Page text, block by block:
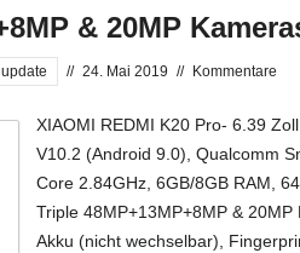
& 20MP
update // 24. Mai 2019 // Kommentare
XIAOMI REDMI K20 Pro- 6.39
V10.2 (Android 9.0), Qualcomm
Core 2.84GHz, 6GB/8GB RAM,
Triple 48MP+13MP+8MP &
Akku (nicht wechselbar),